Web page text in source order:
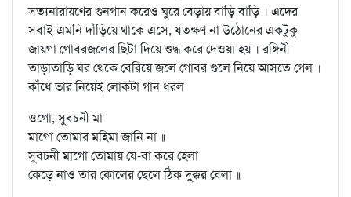
সত্যনারায়ণের গুনগান করেও ঘুরে বেড়ায় বাড়ি বাড়ি । এদের
সবাই এমনি দাঁড়িয়ে থাকে এসে, যতক্ষণ না উঠোনের একটুকু
জায়গা গোবরজলের ছিটা দিয়ে শুদ্ধ করে দেওয়া হয় । রঙ্গিনী
তাড়াতাড়ি ঘর থেকে বেরিয়ে জলে গোবর গুলে নিয়ে আসতে গেল ।
কাঁধে ভার নিয়েই লোকটা গান ধরল
ওগো, সুবচনী মা
মাগো তোমার মহিমা জানি না ॥
সুবচনী মাগো তোমায় যে-বা করে হেলা
কেড়ে নাও তার কোলের ছেলে ঠিক দুক্কুর বেলা ॥